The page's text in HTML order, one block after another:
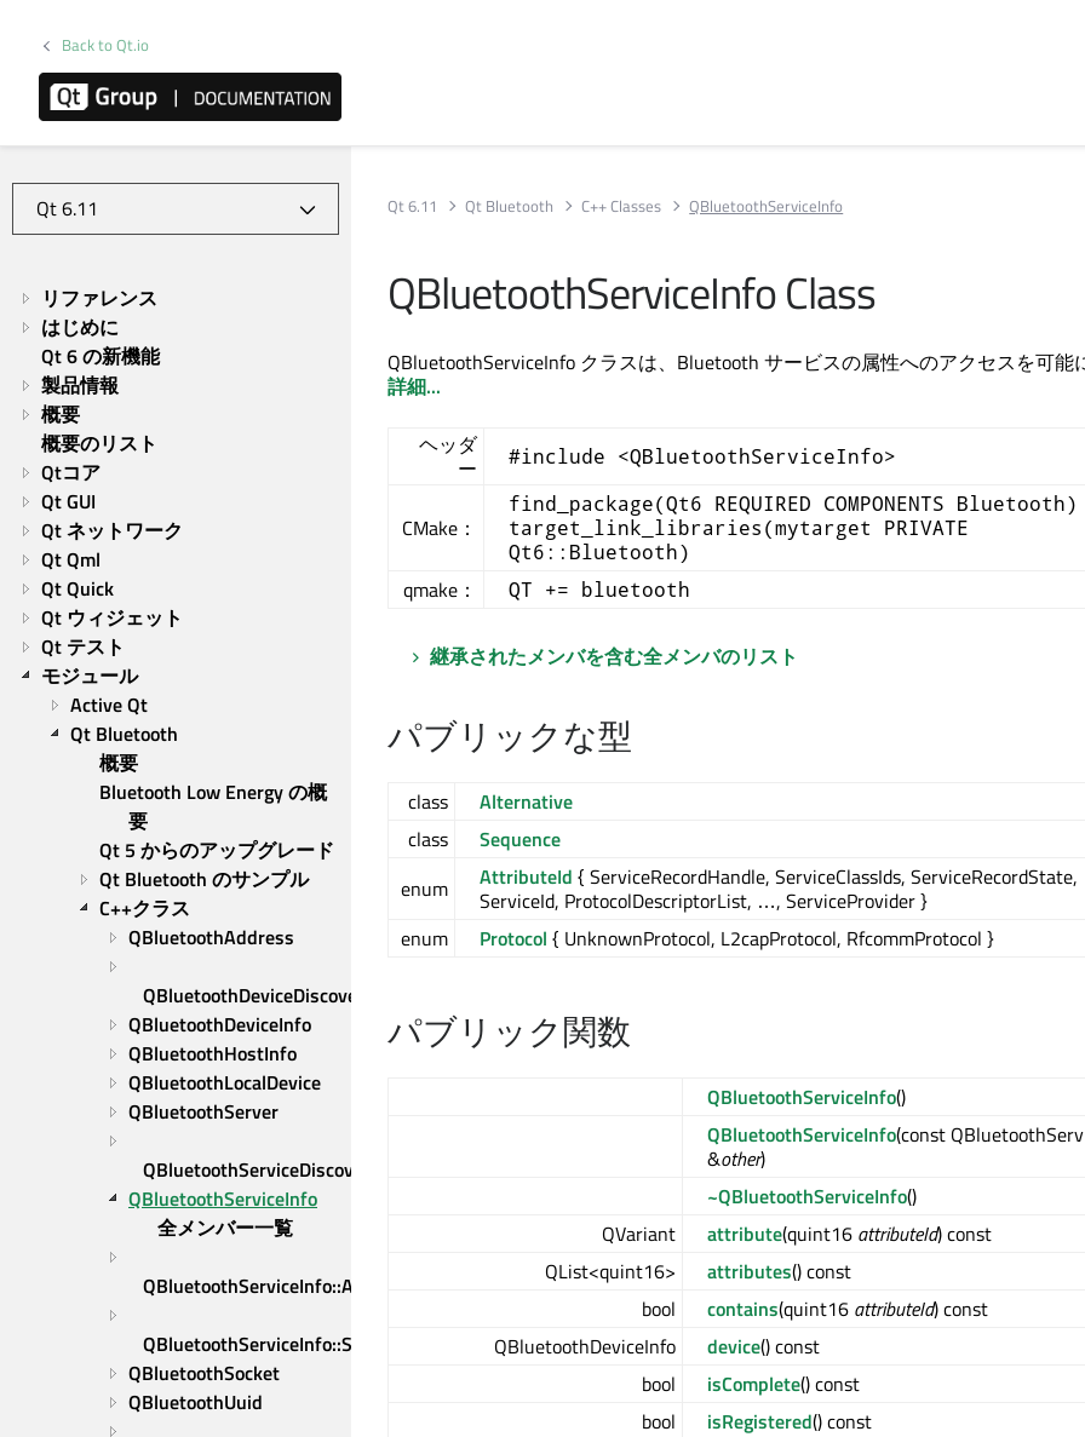
Back to Qt.io
リファレンス
はじめに
Qt 6 の新機能
製品情報
概要
概要のリスト
Qtコア
Qt GUI
Qt ネットワーク
Qt Qml
Qt Quick
Qt ウィジェット
Qt テスト
モジュール
Active Qt
Qt Bluetooth
概要
Bluetooth Low Energy の概
要
Qt 5 からのアップグレード
Qt Bluetooth のサンプル
C++クラス
QBluetoothAddress
QBluetoothDeviceDiscoveryAgent
QBluetoothDeviceInfo
QBluetoothHostInfo
QBluetoothLocalDevice
QBluetoothServer
QBluetoothServiceDiscoveryAgent
QBluetoothServiceInfo
全メンバー一覧
QBluetoothServiceInfo::Alternative
QBluetoothServiceInfo::Sequence
QBluetoothSocket
QBluetoothUuid
Qt 6.11 Qt Bluetooth C++ Classes QBluetoothServiceInfo
QBluetoothServiceInfo Class
QBluetoothServiceInfo クラスは、Bluetooth サービスの属性へのアクセスを可能
詳細...
ヘッダ
ー
#include <QBluetoothServiceInfo>
CMake：
find_package(Qt6 REQUIRED COMPONENTS Bluetooth)
target_link_libraries(mytarget PRIVATE
Qt6::Bluetooth)
qmake： QT += bluetooth
継承されたメンバを含む全メンバのリスト
パブリックな型
class
Alternative
class
Sequence
enum
AttributeId { ServiceRecordHandle, ServiceClassIds, ServiceRecordState,
ServiceId, ProtocolDescriptorList, …, ServiceProvider }
enum
Protocol { UnknownProtocol, L2capProtocol, RfcommProtocol }
パブリック関数
QBluetoothServiceInfo()
QBluetoothServiceInfo(const
&other)
~QBluetoothServiceInfo()
QVariant
attribute(quint16 attributeId) const
QList<quint16>
attributes() const
bool
contains(quint16 attributeId) const
QBluetoothDeviceInfo
device() const
bool
isComplete() const
bool
isRegistered() const